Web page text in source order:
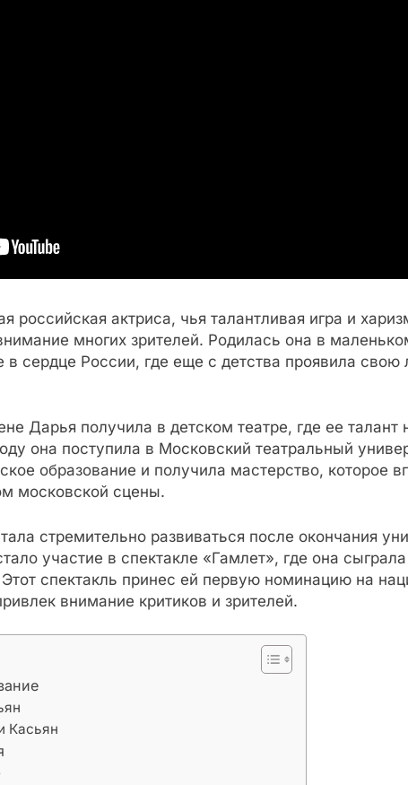
российская актриса, чья талантливая игра и
многих зрителей. Родилась она в
в сердце России, где еще с детства проявила свою
Дарья получила в детском театре, где ее талант
она поступила в Московский театральный
образование и получила мастерство, которое
московской сцены.
стремительно развиваться после окончания
участие в спектакле «Гамлет», где она
спектакль принес ей первую номинацию на
внимание критиков и зрителей.
Касьян